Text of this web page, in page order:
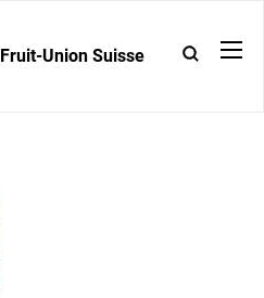
Fruit-Union Suisse